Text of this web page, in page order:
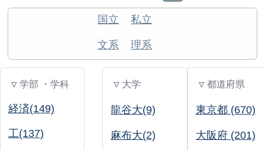
国立 私立
文系 理系
▽ 学部 ・学科
経済(149)
工(137)
▽ 大学
龍谷大(9)
麻布大(2)
▽ 都道府県
東京都 (670)
大阪府 (201)